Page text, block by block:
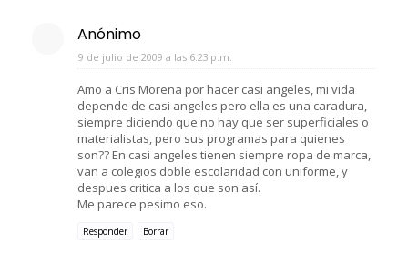
Anónimo
9 de julio de 2009 a las 6:23 p.m.
Amo a Cris Morena por hacer casi angeles, mi vida
depende de casi angeles pero ella es una caradura,
siempre diciendo que no hay que ser superficiales o
materialistas, pero sus programas para quienes
son?? En casi angeles tienen siempre ropa de marca,
van a colegios doble escolaridad con uniforme, y
despues critica a los que son así.
Me parece pesimo eso.
Responder Borrar